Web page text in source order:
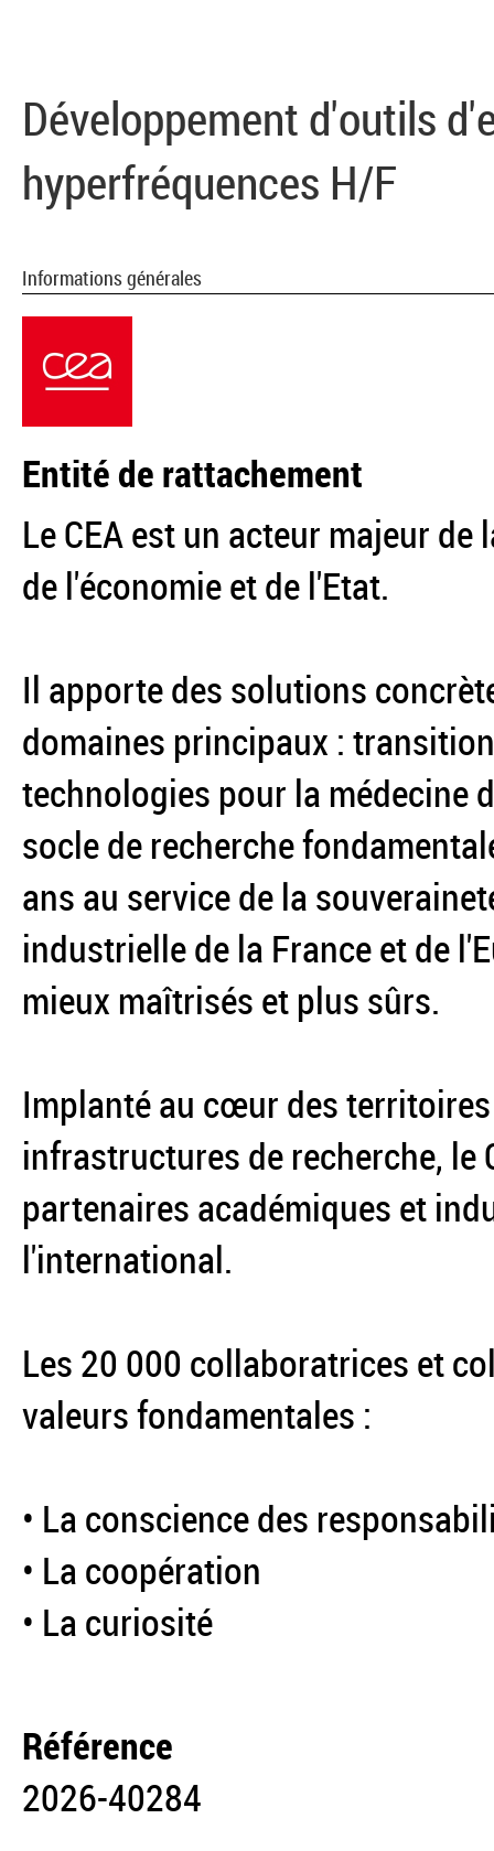
Développement d'outils
hyperfréquences H/F
Informations générales
Entité de rattachement
Le CEA est un acteur majeur
de l'économie et de l'Etat.
Il apporte des solutions
domaines principaux :
technologies pour la médecine
socle de recherche
ans au service de la
industrielle de la France et de
mieux maîtrisés et plus sûrs.
Implanté au cœur des
infrastructures de recherche, le
partenaires académiques et
l'international.
Les 20 000 collaboratrices et
valeurs fondamentales :
• La conscience des
• La coopération
• La curiosité
Référence
2026-40284